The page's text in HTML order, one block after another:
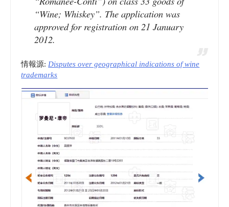
“Wine; Whiskey”. The application was
approved for registration on 21 January
2012.
情報源:Disputes over geographical indications of wine
trademarks